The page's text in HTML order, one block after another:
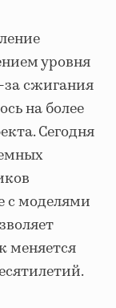
уровня
за сжигания
на более
Сегодня
с моделями
меняется